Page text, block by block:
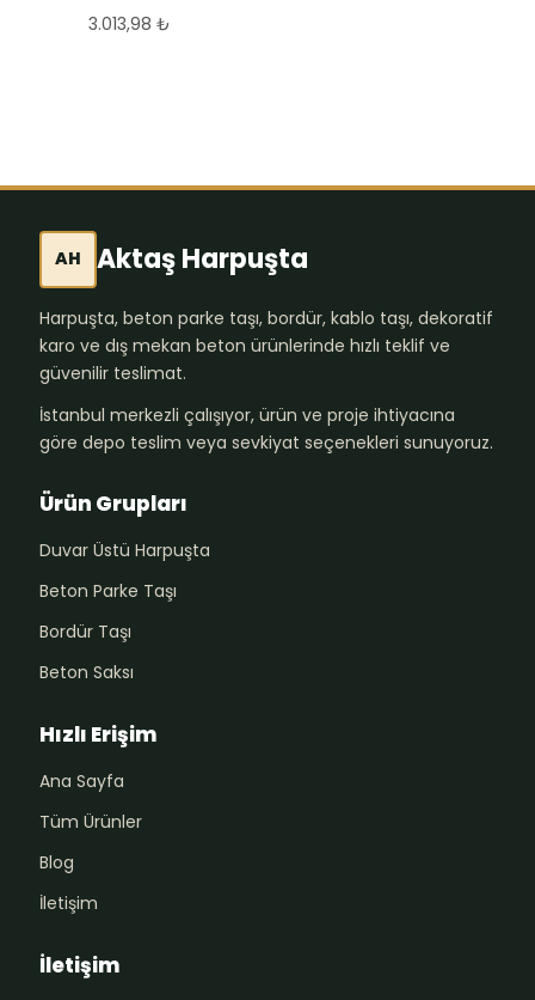
3.013,98 ₺
AH Aktaş Harpuşta
Harpuşta, beton parke taşı, bordür, kablo taşı, dekoratif
karo ve dış mekan beton ürünlerinde hızlı teklif ve
güvenilir teslimat.
İstanbul merkezli çalışıyor, ürün ve proje ihtiyacına
göre depo teslim veya sevkiyat seçenekleri sunuyoruz.
Ürün Grupları
Duvar Üstü Harpuşta
Beton Parke Taşı
Bordür Taşı
Beton Saksı
Hızlı Erişim
Ana Sayfa
Tüm Ürünler
Blog
İletişim
İletişim